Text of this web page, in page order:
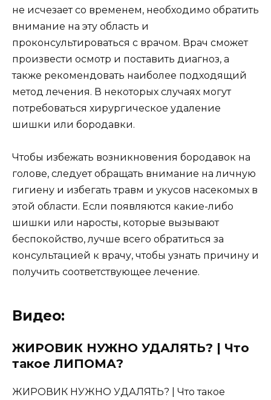
не исчезает со временем, необходимо обратить
внимание на эту область и
проконсультироваться с врачом. Врач сможет
произвести осмотр и поставить диагноз, а
также рекомендовать наиболее подходящий
метод лечения. В некоторых случаях могут
потребоваться хирургическое удаление
шишки или бородавки.
Чтобы избежать возникновения бородавок на
голове, следует обращать внимание на личную
гигиену и избегать травм и укусов насекомых в
этой области. Если появляются какие-либо
шишки или наросты, которые вызывают
беспокойство, лучше всего обратиться за
консультацией к врачу, чтобы узнать причину и
получить соответствующее лечение.
Видео:
ЖИРОВИК НУЖНО УДАЛЯТЬ? | Что
такое ЛИПОМА?
ЖИРОВИК НУЖНО УДАЛЯТЬ? | Что такое